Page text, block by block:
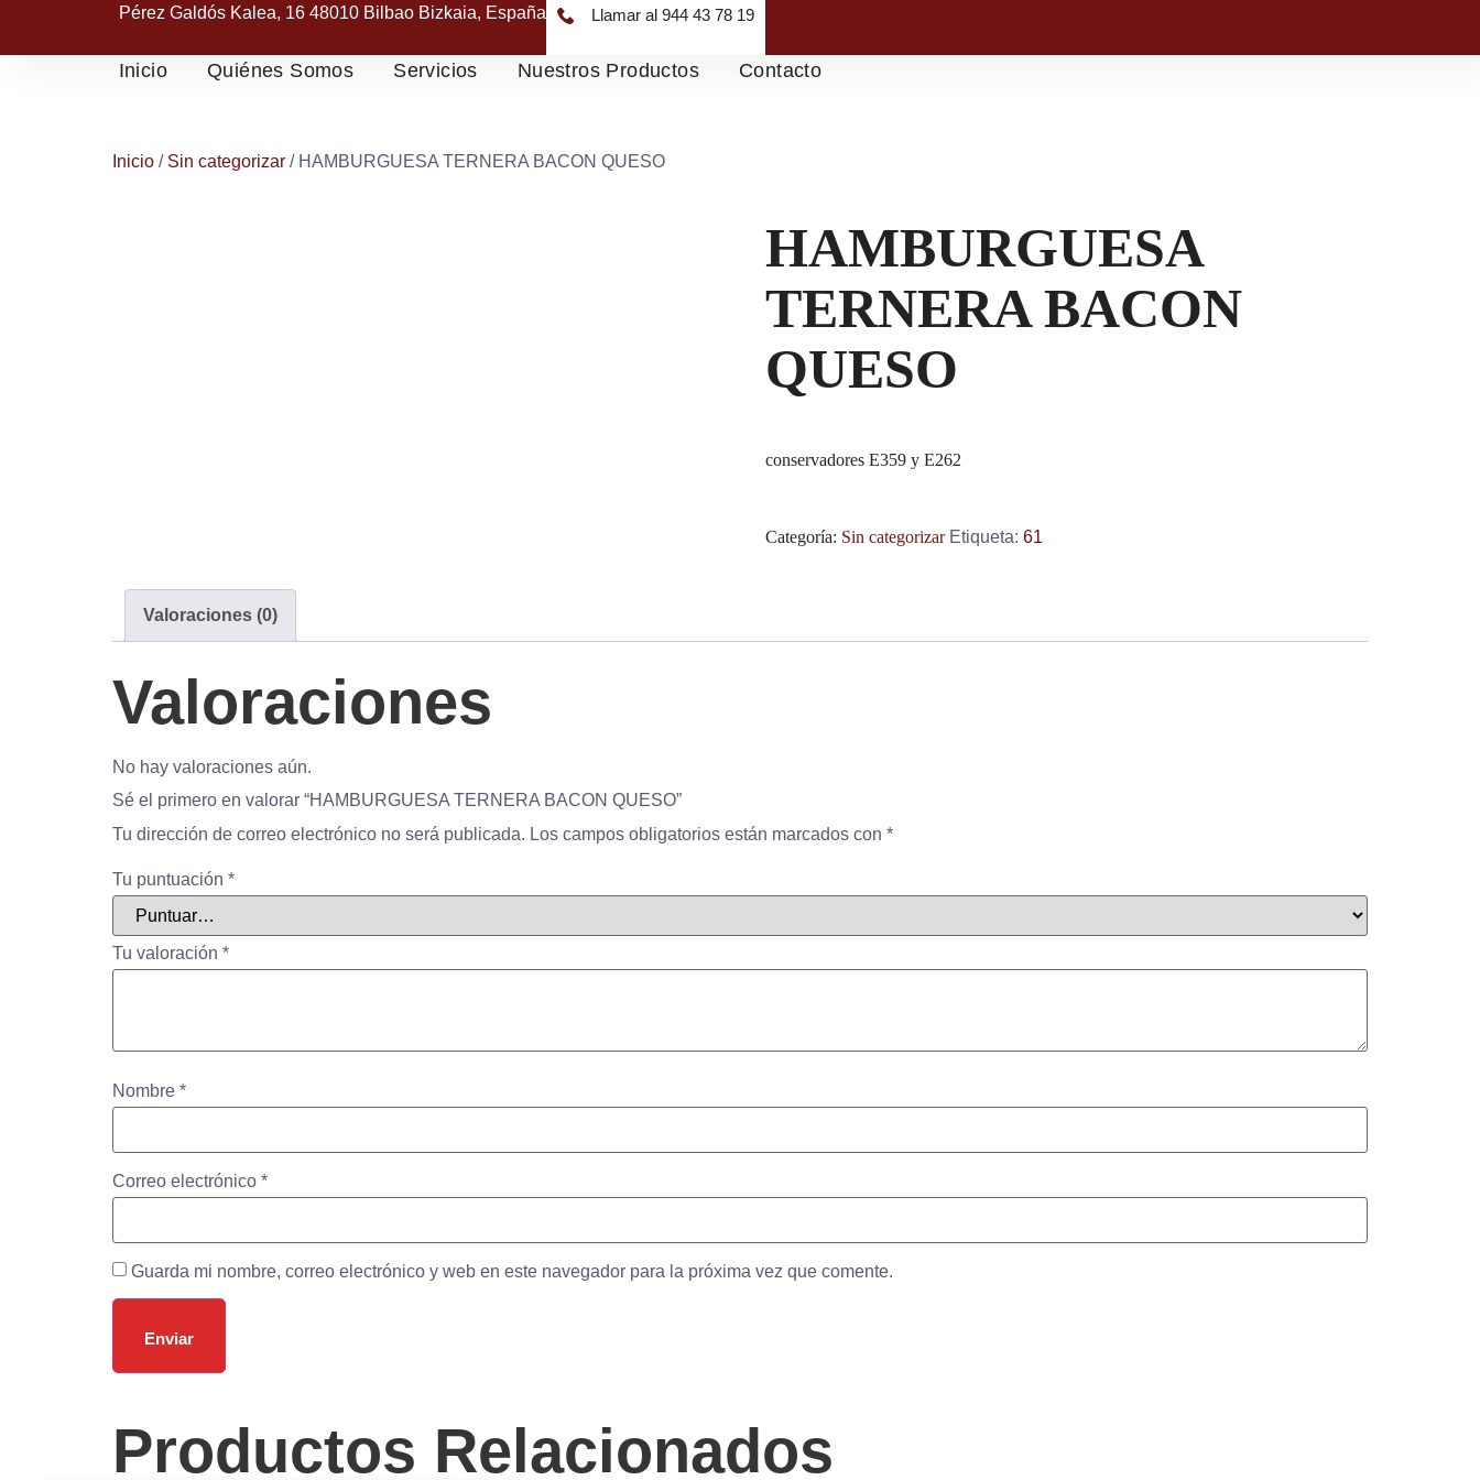
Pérez Galdós Kalea, 16 48010 Bilbao Bizkaia, España Llamar al 944 43 78 19
Inicio Quiénes Somos Servicios Nuestros Productos Contacto
Inicio / Sin categorizar / HAMBURGUESA TERNERA BACON QUESO
HAMBURGUESA
TERNERA BACON
QUESO
conservadores E359 y E262
Categoría: Sin categorizar Etiqueta: 61
Valoraciones (0)
Valoraciones
No hay valoraciones aún.
Sé el primero en valorar “HAMBURGUESA TERNERA BACON QUESO”
Tu dirección de correo electrónico no será publicada. Los campos obligatorios están marcados con *
Tu puntuación *
Tu valoración *
Nombre *
Correo electrónico *
Guarda mi nombre, correo electrónico y web en este navegador para la próxima vez que comente.
Productos Relacionados